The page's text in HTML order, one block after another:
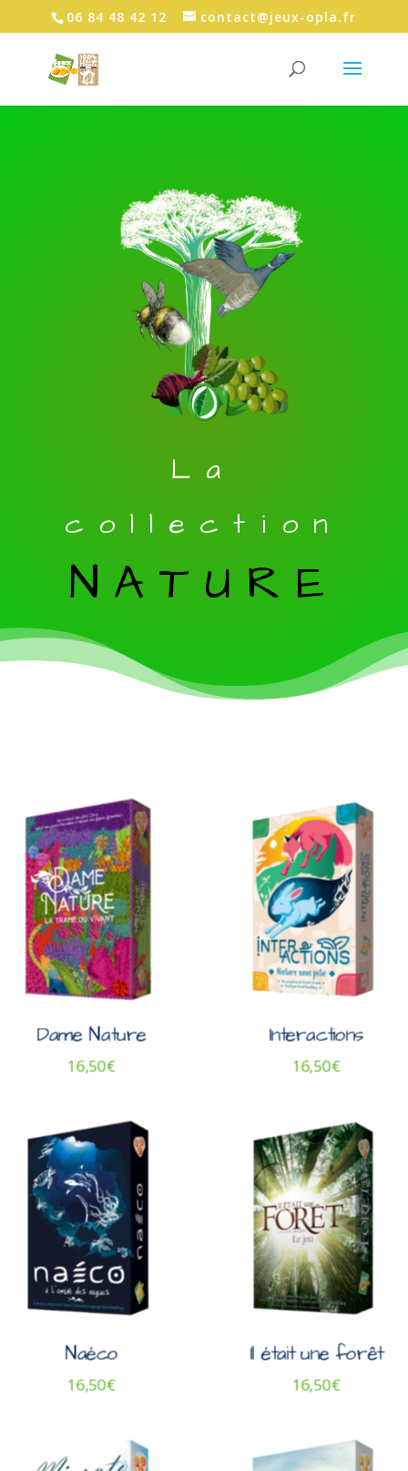
06 84 48 42 12 contact@jeux-opla.fr
La
collection
NATURE
Dame Nature
16,50€
Interactions
16,50€
Naéco
16,50€
Il était une forêt
16,50€